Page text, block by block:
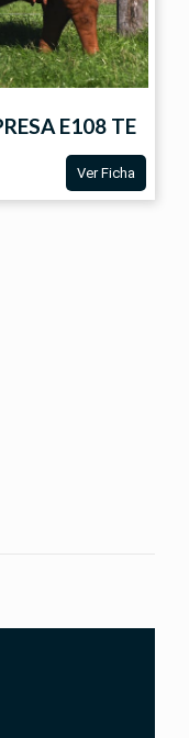
E108 TE
Ver Ficha